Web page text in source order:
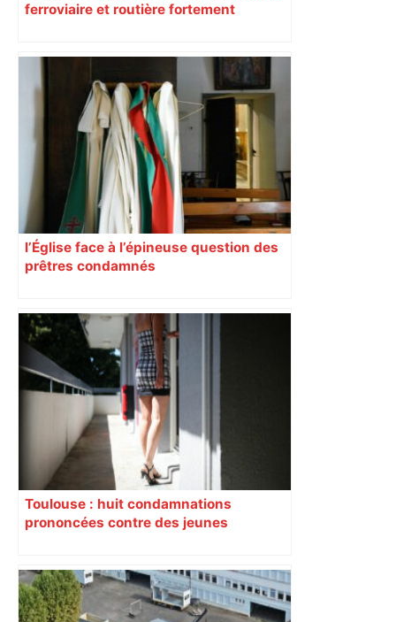
ferroviaire et routière fortement
l’Église face à l’épineuse question des
prêtres condamnés
Toulouse : huit condamnations
prononcées contre des jeunes